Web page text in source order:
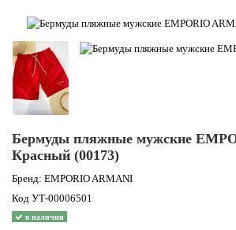
Бермуды пляжные мужские
Красный (00173)
Бренд: EMPORIO ARMANI
Код УТ-00006501
в наличии